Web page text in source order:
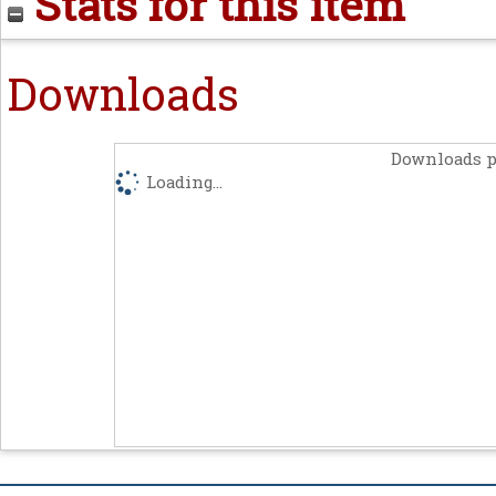
Downloads
Downloads
Loading...